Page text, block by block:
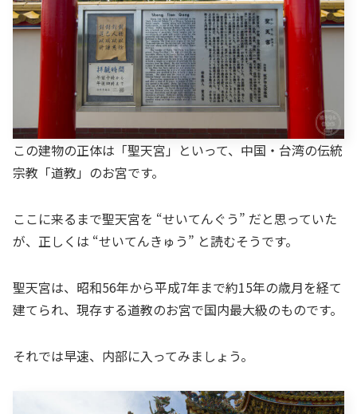
この建物の正体は「聖天宮」といって、中国・台湾の伝統
宗教「道教」のお宮です。
ここに来るまで聖天宮を “せいてんぐう” だと思っていた
が、正しくは “せいてんきゅう” と読むそうです。
聖天宮は、昭和56年から平成7年まで約15年の歳月を経て
建てられ、現存する道教のお宮で国内最大級のものです。
それでは早速、内部に入ってみましょう。